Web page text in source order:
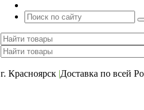
г. Красноярск |Доставка по всей